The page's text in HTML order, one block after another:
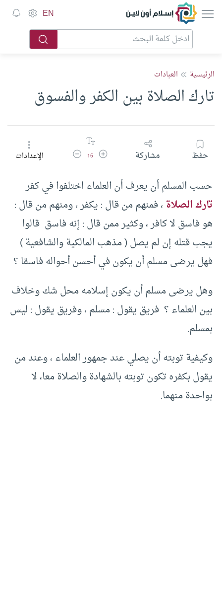
إسلام أون لاين EN
الرئيسية العبادات
تارك الصلاة بين الكفر والفسوق
حفظ مشاركة زيادة حجم الخط
16 تقليل حجم الخطالإعدادات
حسب المسلم أن يعرف أن العلماء اختلفوا في كفر
تارك الصلاة، فمنهم من قال : يكفر ، ومنهم من قال :
هو فاسق لا كافر ، وكثير ممن قال : إنه فاسق قالوا
يجب قتله إن لم يصل ( مذهب المالكية والشافعية )
فهل يرضى مسلم أن يكون في أحسن أحواله فاسقا ؟
وهل يرضى مسلم أن يكون إسلامه محل شك وخلاف
بين العلماء ؟ فريق يقول : مسلم ، وفريق يقول : ليس
بمسلم.
وكيفية توبته أن يصلي عند جمهور العلماء ، وعند من
يقول بكفره تكون توبته بالشهادة والصلاة معا، لا
بواحدة منهما.